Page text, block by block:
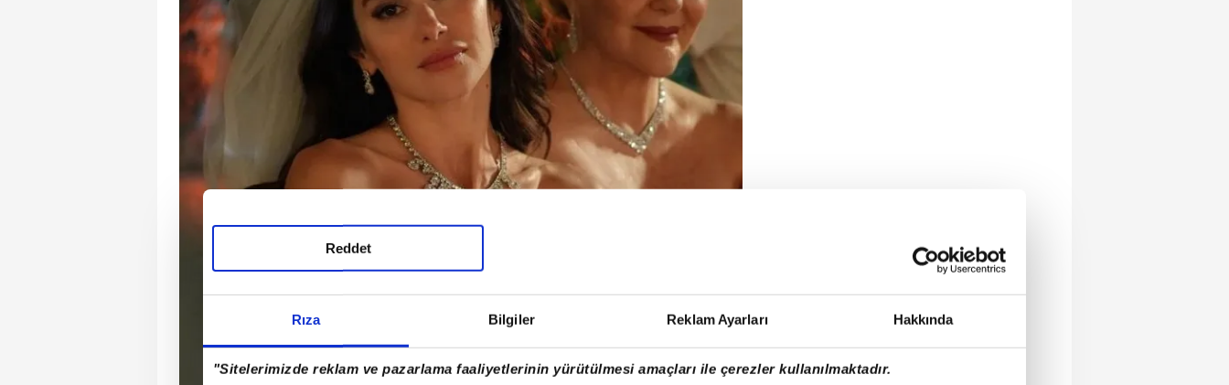
Rıza Bilgiler Reklam Ayarları Hakkında
"Sitelerimizde reklam ve pazarlama faaliyetlerinin yürütülmesi amaçları ile çerezler kullanılmaktadır.
Reddet